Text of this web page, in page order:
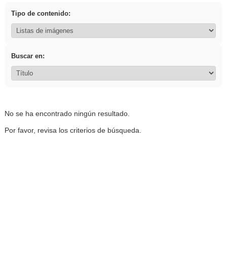
Tipo de contenido:
Buscar en:
No se ha encontrado ningún resultado.
Por favor, revisa los criterios de búsqueda.